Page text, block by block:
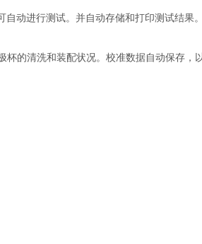
动进行测试。并自动存储和打印测试结果。
杯的清洗和装配状况。校准数据自动保存，